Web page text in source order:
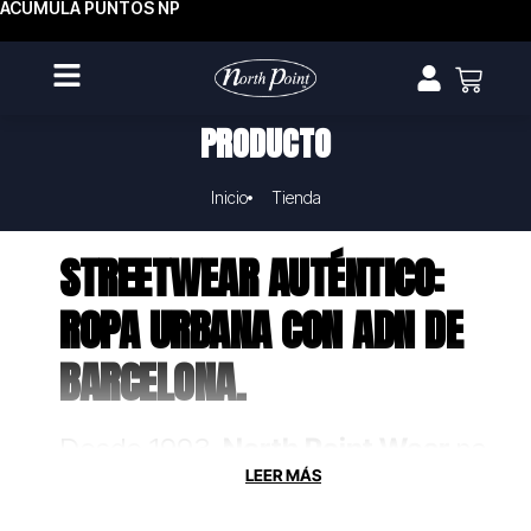
ACUMULA PUNTOS NP
PRODUCTO
Inicio Tienda
STREETWEAR AUTÉNTICO:
ROPA URBANA CON ADN DE
BARCELONA.
solo fabrica ropa, crea uniformes